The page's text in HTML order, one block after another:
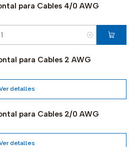
para Cables 4/0 AWG
para Cables 2 AWG
detalles
para Cables 2/0 AWG
detalles